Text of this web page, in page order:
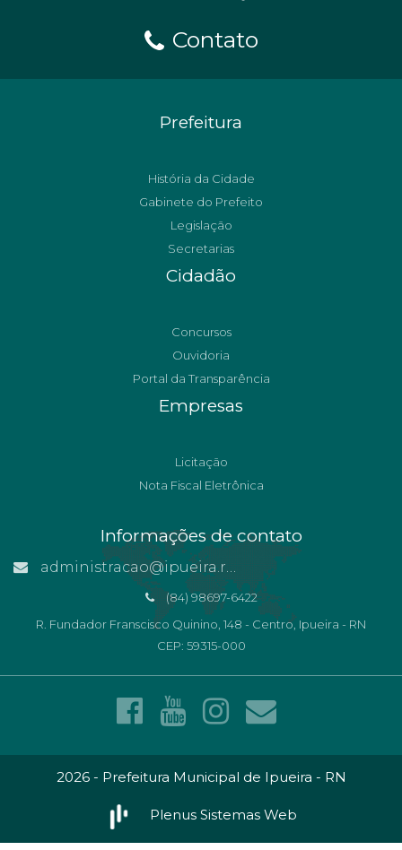
Contato
Prefeitura
História da Cidade
Gabinete do Prefeito
Legislação
Secretarias
Cidadão
Concursos
Ouvidoria
Portal da Transparência
Empresas
Licitação
Nota Fiscal Eletrônica
Informações de contato
administracao@ipueira.rn.gov.br
(84) 98697-6422
R. Fundador Franscisco Quinino, 148 - Centro, Ipueira - RN
CEP: 59315-000
2026 - Prefeitura Municipal de Ipueira - RN
Plenus Sistemas Web